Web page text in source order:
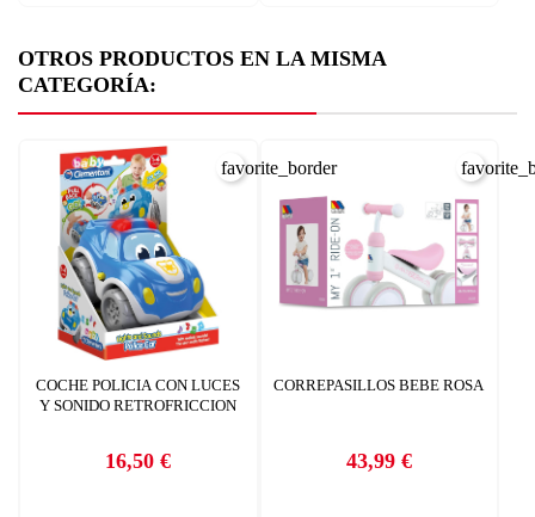
OTROS PRODUCTOS EN LA MISMA
CATEGORÍA:
COCHE POLICIA CON LUCES
Y SONIDO RETROFRICCION
Precio
16,50 €
favorite_border
CORREPASILLOS BEBE ROSA
Precio
43,99 €